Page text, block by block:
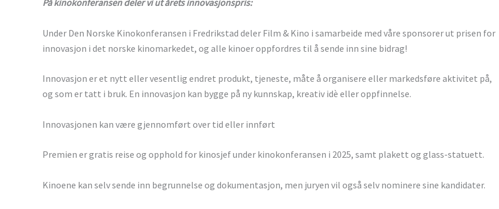
På kinokonferansen deler vi ut årets innovasjonspris:
Under Den Norske Kinokonferansen i Fredrikstad deler Film & Kino i samarbeide med våre sponsorer ut prisen for
innovasjon i det norske kinomarkedet, og alle kinoer oppfordres til å sende inn sine bidrag!
Innovasjon er et nytt eller vesentlig endret produkt, tjeneste, måte å organisere eller markedsføre aktivitet på,
og som er tatt i bruk. En innovasjon kan bygge på ny kunnskap, kreativ idè eller oppfinnelse.
Innovasjonen kan være gjennomført over tid eller innført
Premien er gratis reise og opphold for kinosjef under kinokonferansen i 2025, samt plakett og glass-statuett.
Kinoene kan selv sende inn begrunnelse og dokumentasjon, men juryen vil også selv nominere sine kandidater.